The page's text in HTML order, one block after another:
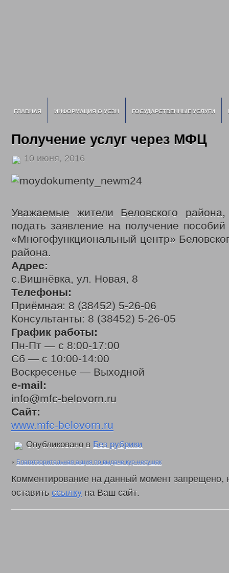
ГЛАВНАЯ ИНФОРМАЦИЯ О УСЗН ГОСУДАРСТВЕННЫЕ УСЛУГИ
Получение услуг через МФЦ
10 июня, 2016
Уважаемые жители Беловского
подать заявление на получение
«Многофункциональный центр»
района.
Адрес:
с.Вишнёвка, ул. Новая, 8
Телефоны:
Приёмная: 8 (38452) 5-26-06
Консультанты: 8 (38452) 5-26-05
График работы:
Пн-Пт — с 8:00-17:00
Сб — с 10:00-14:00
Воскресенье — Выходной
e-mail:
info@mfc-belovorn.ru
Сайт:
www.mfc-belovorn.ru
Опубликовано в Без рубрики
« Благотворительная акция по выдаче кур-несушек
Комментирование на данный момент запрещено,
оставитьссылку на Ваш сайт.